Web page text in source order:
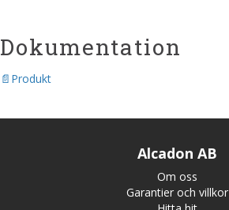
Dokumentation
Produkt
Alcadon AB
Om oss
Garantier och villkor